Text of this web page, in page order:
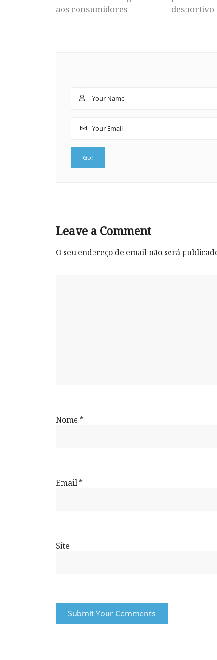
aos consumidores
Leave a Comment
O seu endereço de email não será
Nome *
Email *
Site